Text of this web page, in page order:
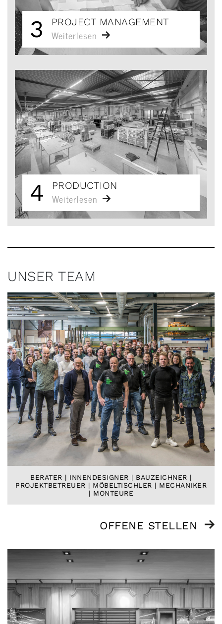
3 PROJECT MANAGEMENT
Weiterlesen
4 PRODUCTION
Weiterlesen
UNSER TEAM
BERATER | INNENDESIGNER | BAUZEICHNER |
PROJEKTBETREUER | MÖBELTISCHLER | MECHANIKER
| MONTEURE
OFFENE STELLEN